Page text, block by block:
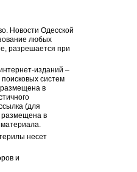
Новости Одесской
любых
разрешается при
изданий –
систем
в
(для
размещена в
несет
и